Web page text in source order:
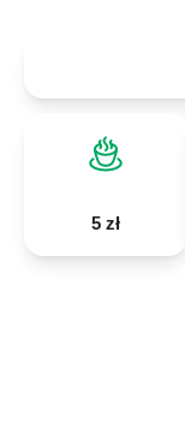
5 zł